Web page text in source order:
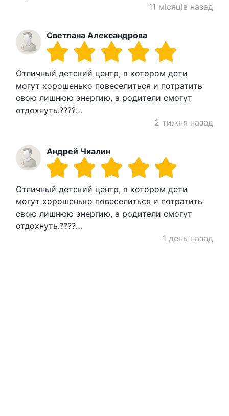
11 місяців назад
Светлана Александрова
Отличный детский центр, в котором дети
могут хорошенько повеселиться и потратить
свою лишнюю энергию, а родители смогут
отдохнуть.????…
2 тижня назад
Андрей Чкалин
Отличный детский центр, в котором дети
могут хорошенько повеселиться и потратить
свою лишнюю энергию, а родители смогут
отдохнуть.????…
1 день назад